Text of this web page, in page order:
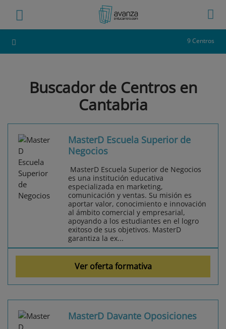
9 Centros
Buscador de Centros en
Cantabria
MasterD Escuela Superior de
Negocios
MasterD Escuela Superior de Negocios
es una institución educativa
especializada en marketing,
comunicación y ventas. Su misión es
aportar valor, conocimiento e innovación
al ámbito comercial y empresarial,
apoyando a los estudiantes en el logro
exitoso de sus objetivos. MasterD
garantiza la ex...
Ver oferta formativa
MasterD Davante Oposiciones